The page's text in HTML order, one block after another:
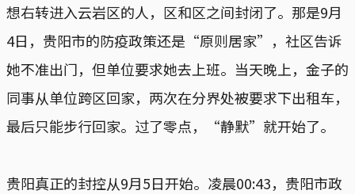
想右转进入云岩区的人，区和区之间封闭了。那是9月
4日，贵阳市的防疫政策还是“原则居家”，社区告诉
她不准出门，但单位要求她去上班。当天晚上，金子的
同事从单位跨区回家，两次在分界处被要求下出租车，
最后只能步行回家。过了零点，“静默”就开始了。
贵阳真正的封控从9月5日开始。凌晨00:43，贵阳市政